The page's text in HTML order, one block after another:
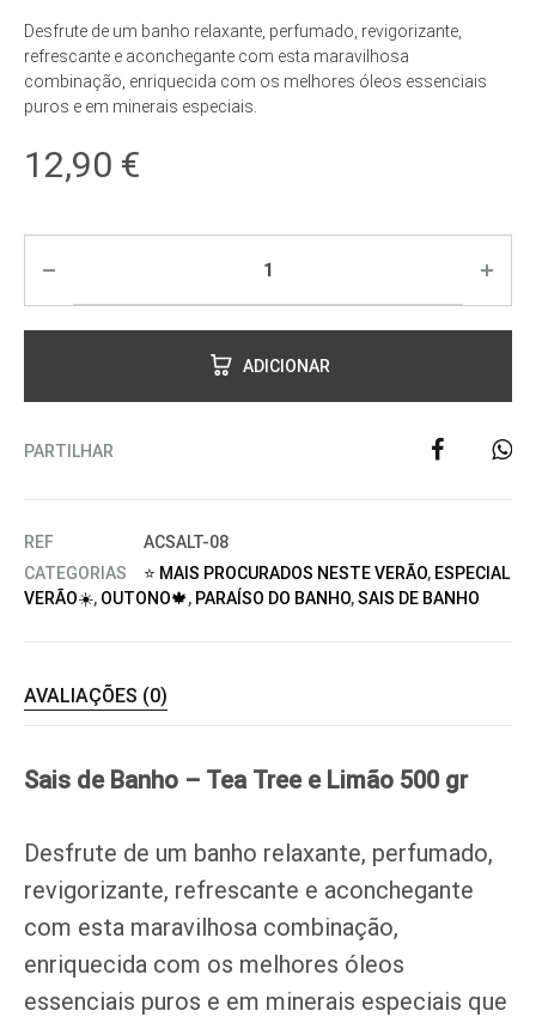
Desfrute de um banho relaxante, perfumado, revigorizante,
refrescante e aconchegante com esta maravilhosa
combinação, enriquecida com os melhores óleos essenciais
puros e em minerais especiais.
12,90 €
ADICIONAR
PARTILHAR
REF
ACSALT-08
CATEGORIAS
⭐ MAIS PROCURADOS NESTE VERÃO, ESPECIAL
VERÃO☀️, OUTONO🍁, PARAÍSO DO BANHO,SAIS DE BANHO
AVALIAÇÕES (0)
Sais de Banho – Tea Tree e Limão 500 gr
Desfrute de um banho relaxante, perfumado,
revigorizante, refrescante e aconchegante
com esta maravilhosa combinação,
enriquecida com os melhores óleos
essenciais puros e em minerais especiais que